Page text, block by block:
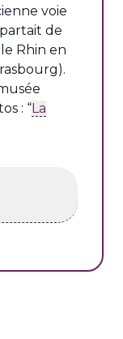
voie
de
Rhin en
: “La